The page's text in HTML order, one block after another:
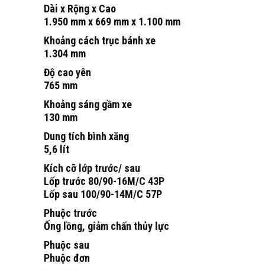
Dài x Rộng x Cao
1.950 mm x 669 mm x 1.100 mm
Khoảng cách trục bánh xe
1.304 mm
Độ cao yên
765 mm
Khoảng sáng gầm xe
130 mm
Dung tích bình xăng
5,6 lít
Kích cỡ lớp trước/ sau
Lốp trước 80/90-16M/C 43P
Lốp sau 100/90-14M/C 57P
Phuộc trước
Ống lồng, giảm chấn thủy lực
Phuộc sau
Phuộc đơn